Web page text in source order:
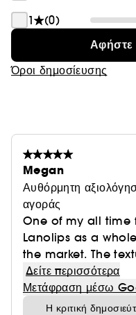
1
(0)
Αφήστε
Όροι δημοσίευσης
Megan
Αυθόρμητη
αγοράς
One of my all time
Lanolips as a
the market. The
Δείτε περισσότερα
Μετάφραση μέσω
Η κριτική